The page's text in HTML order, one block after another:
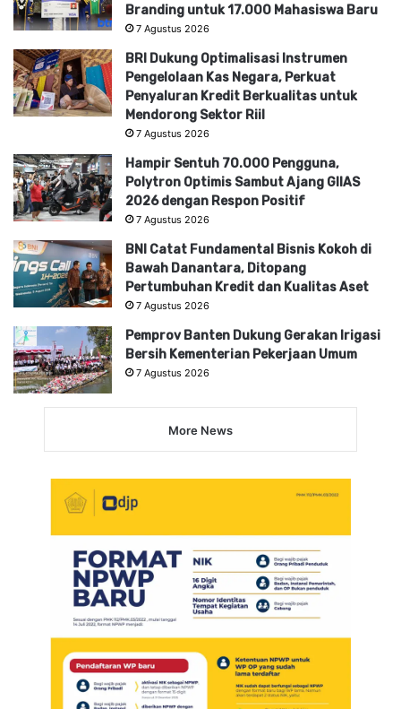
Branding untuk 17.000 Mahasiswa Baru
7 Agustus 2026
BRI Dukung Optimalisasi Instrumen
Pengelolaan Kas Negara, Perkuat
Penyaluran Kredit Berkualitas untuk
Mendorong Sektor Riil
7 Agustus 2026
Hampir Sentuh 70.000 Pengguna,
Polytron Optimis Sambut Ajang GIIAS
2026 dengan Respon Positif
7 Agustus 2026
BNI Catat Fundamental Bisnis Kokoh di
Bawah Danantara, Ditopang
Pertumbuhan Kredit dan Kualitas Aset
7 Agustus 2026
Pemprov Banten Dukung Gerakan Irigasi
Bersih Kementerian Pekerjaan Umum
7 Agustus 2026
More News